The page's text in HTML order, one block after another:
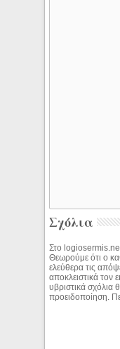
Σχόλια
Στο logiosermis.net
Θεωρούμε ότι ο
ελεύθερα τις
αποκλειστικά τον
υβριστικά σχόλια
προειδοποίηση.